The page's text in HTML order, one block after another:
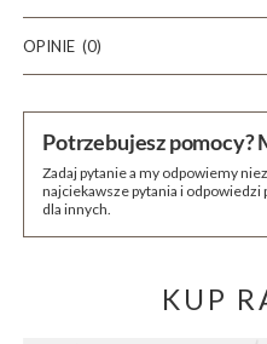
OPINIE (0)
Potrzebujesz pomocy?
Zadaj pytanie a my odpowiemy
najciekawsze pytania i odpowiedzi
dla innych.
KUP